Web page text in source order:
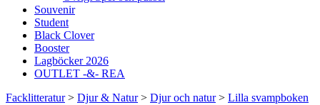
Souvenir
Student
Black Clover
Booster
Lagböcker 2026
OUTLET -&- REA
Facklitteratur> Djur & Natur> Djur och natur> Lilla svampboken